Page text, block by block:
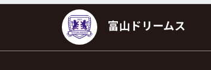
富山ドリームス